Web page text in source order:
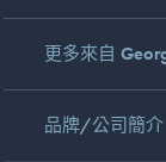
更多來自
品牌/公司簡介